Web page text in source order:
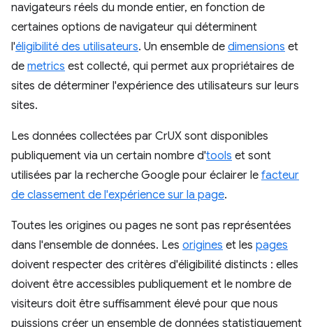
navigateurs réels du monde entier, en fonction de
certaines options de navigateur qui déterminent
l'éligibilité des utilisateurs. Un ensemble de dimensions et
de metrics est collecté, qui permet aux propriétaires de
sites de déterminer l'expérience des utilisateurs sur leurs
sites.
Les données collectées par CrUX sont disponibles
publiquement via un certain nombre d'tools et sont
utilisées par la recherche Google pour éclairer le facteur
de classement de l'expérience sur la page.
Toutes les origines ou pages ne sont pas représentées
dans l'ensemble de données. Les origines et les pages
doivent respecter des critères d'éligibilité distincts : elles
doivent être accessibles publiquement et le nombre de
visiteurs doit être suffisamment élevé pour que nous
puissions créer un ensemble de données statistiquement